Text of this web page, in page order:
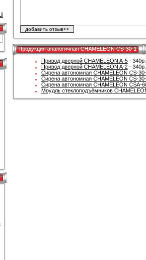
Продукция аналогичная CHAMELEON CS-30-1
Привод дверной CHAMELEON A-5 - 340р.
Привод дверной CHAMELEON A-2 - 340р.
Сирена автономная CHAMELEON CS-
Сирена автономная CHAMELEON CS-
Сирена автономная CHAMELEON CSA-
Моудль стеклоподъёмников